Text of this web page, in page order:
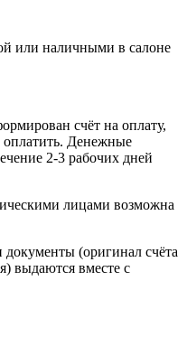
или наличными в салоне
счёт на оплату,
оплатить. Денежные
2-3 рабочих дней
лицами возможна
(оригинал счёта
выдаются вместе с